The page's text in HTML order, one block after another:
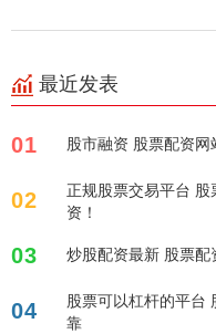
最近发表
01 股市融资 股票配资网
02
正规股票交易平台
资！
03 炒股配资最新 股票
04
股票可以杠杆的平台
靠